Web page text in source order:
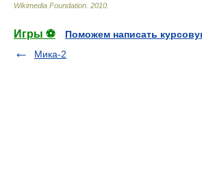
Wikimedia Foundation 2010
Игры ⚽
Поможем написать
Мика-2